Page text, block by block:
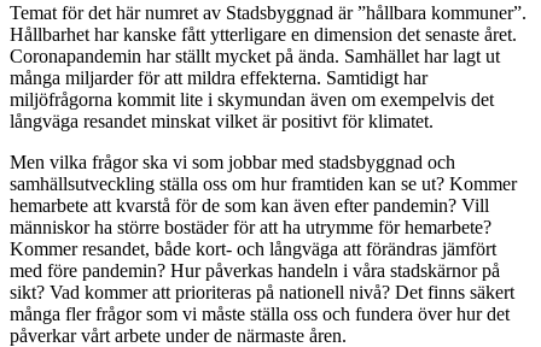
Temat för det här numret av Stadsbyggnad är ”hållbara kommuner”.
Hållbarhet har kanske fått ytterligare en dimension det senaste året.
Coronapandemin har ställt mycket på ända. Samhället har lagt ut
många miljarder för att mildra effekterna. Samtidigt har
miljöfrågorna kommit lite i skymundan även om exempelvis det
långväga resandet minskat vilket är positivt för klimatet.
Men vilka frågor ska vi som jobbar med stadsbyggnad och
samhällsutveckling ställa oss om hur framtiden kan se ut? Kommer
hemarbete att kvarstå för de som kan även efter pandemin? Vill
människor ha större bostäder för att ha utrymme för hemarbete?
Kommer resandet, både kort- och långväga att förändras jämfört
med före pandemin? Hur påverkas handeln i våra stadskärnor på
sikt? Vad kommer att prioriteras på nationell nivå? Det finns säkert
många fler frågor som vi måste ställa oss och fundera över hur det
påverkar vårt arbete under de närmaste åren.